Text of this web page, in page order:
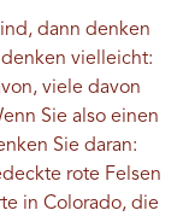
dann denken
denken vielleicht:
viele davon
Sie also einen
Sie daran:
rote Felsen
in Colorado, die